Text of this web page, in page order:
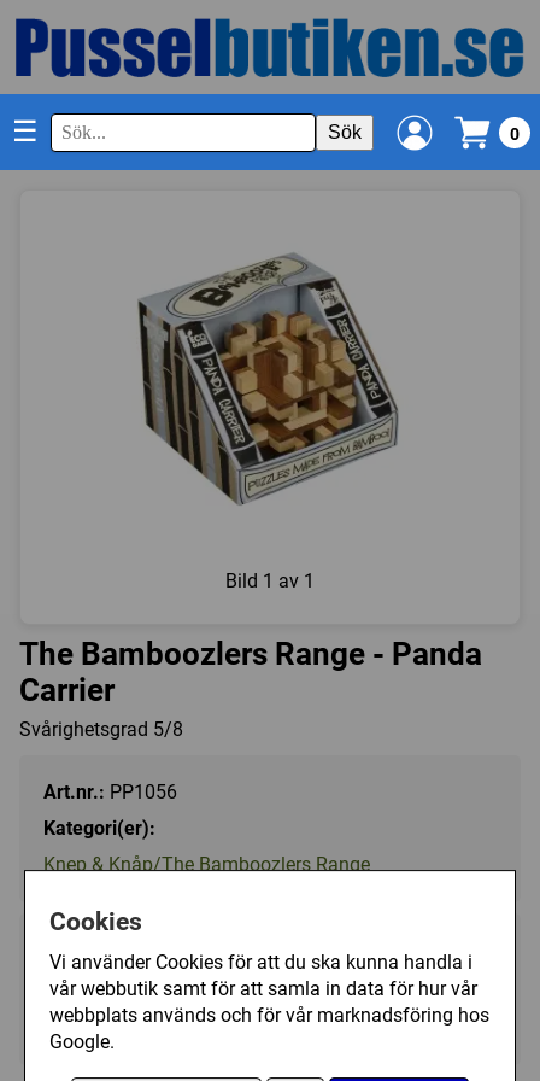
Cookies
Vi använder Cookies för att du ska kunna handla i
vår webbutik samt för att samla in data för hur vår
webbplats används och för vår marknadsföring hos
Google.
☰ Sök 0
Bild 1 av 1
The Bamboozlers Range - Panda
Carrier
Svårighetsgrad 5/8
Art.nr.: PP1056
Kategori(er):
Knep & Knåp/The Bamboozlers Range
99 kr Utgått
Ej tillgänglig